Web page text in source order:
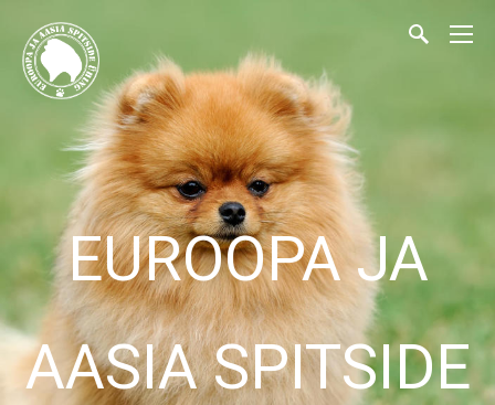
EUROOPA JA
AASIA SPITSIDE